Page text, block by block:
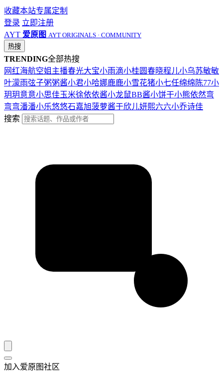
收藏本站专属定制
登录 立即注册
AYT 爱原图 AYT ORIGINALS · COMMUNITY
热搜
TRENDING全部热搜
网红海航空姐 主播春光大宝小雨滴小桂圆春晓程儿小乌苏敏敏
叶濛雨弦子粥粥酱小君小哈娜鹿鹿小雪花猪小七任绵绵 陈77小
玥玥意意小思佳玉米徐依依酱小龙鼠BB酱小饼干小熊依然弯
弯弯潘潘小乐悠悠石嘉旭菠萝酱于欣儿妍熙六六小乔诗佳
搜索
加入爱原图社区